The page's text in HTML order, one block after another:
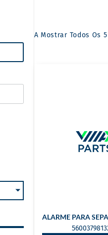
A Mostrar Todos Os
ALARME PARA